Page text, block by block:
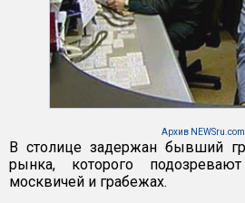
Архив NEWSru.com
В столице задержан бывший
рынка, которого
москвичей и грабежах.